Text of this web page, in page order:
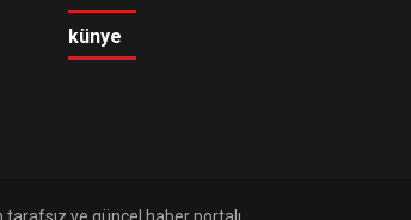
künye